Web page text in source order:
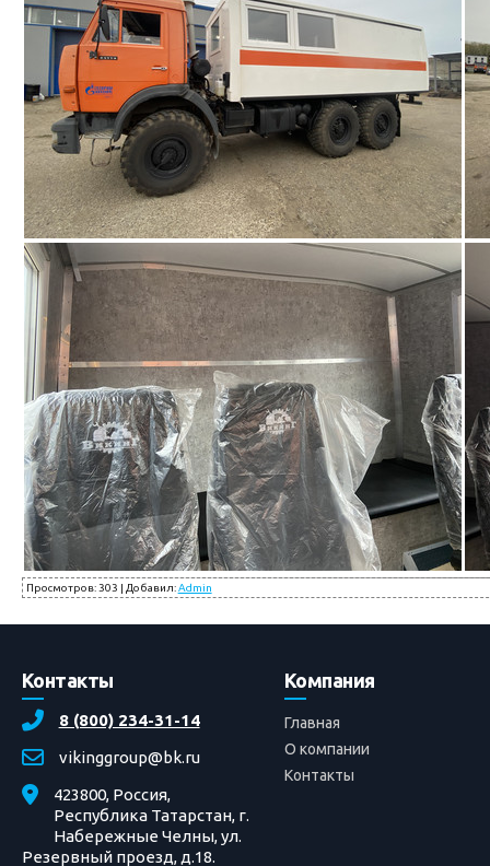
Просмотров: 303 | Добавил: Admin
Контакты
8 (800) 234-31-14
vikinggroup@bk.ru
423800, Россия,
Республика Татарстан, г.
Набережные Челны, ул.
Резервный проезд, д.18.
Компания
Главная
О компании
Контакты